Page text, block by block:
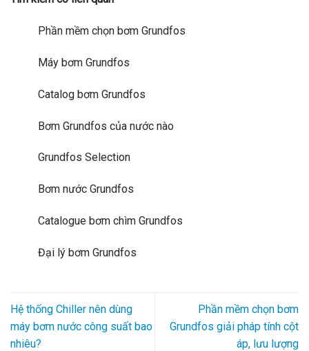
Phần mềm chọn bơm Grundfos
Máy bơm Grundfos
Catalog bơm Grundfos
Bơm Grundfos của nước nào
Grundfos Selection
Bơm nước Grundfos
Catalogue bơm chìm Grundfos
Đại lý bơm Grundfos
Hệ thống Chiller nên dùng
máy bơm nước công suất bao
nhiêu?
Phần mềm chọn bơm
Grundfos giải pháp tính cột
áp, lưu lượng